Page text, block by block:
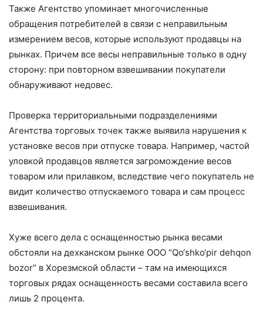
Также Агентство упоминает многочисленные
обращения потребителей в связи с неправильным
измерением весов, которые используют продавцы на
рынках. Причем все весы неправильные только в одну
сторону: при повторном взвешивании покупатели
обнаруживают недовес.
Проверка территориальными подразделениями
Агентства торговых точек также выявила нарушения к
установке весов при отпуске товара. Например, частой
уловкой продавцов является загромождение весов
товаром или прилавком, вследствие чего покупатель не
видит количество отпускаемого товара и сам процесс
взвешивания.
Хуже всего дела с оснащенностью рынка весами
обстояли на дехканском рынке ООО “Qo‘shko‘pir dehqon
bozor” в Хорезмской области – там на имеющихся
торговых рядах оснащенность весами составила всего
лишь 2 процента.